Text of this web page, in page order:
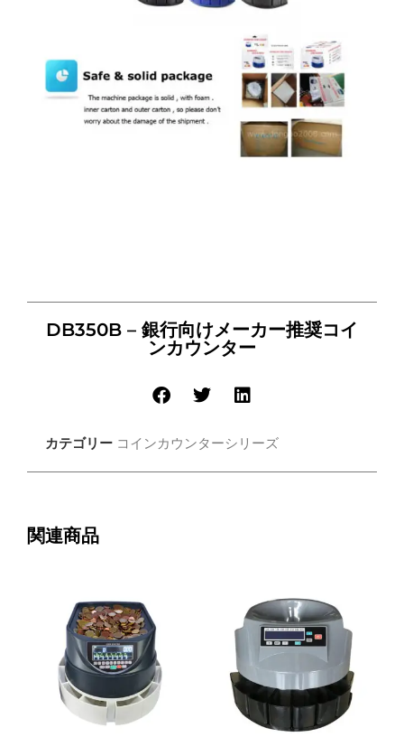
DB350B – 銀行向けメーカー推奨コイ
ンカウンター
カテゴリー コインカウンターシリーズ
関連商品